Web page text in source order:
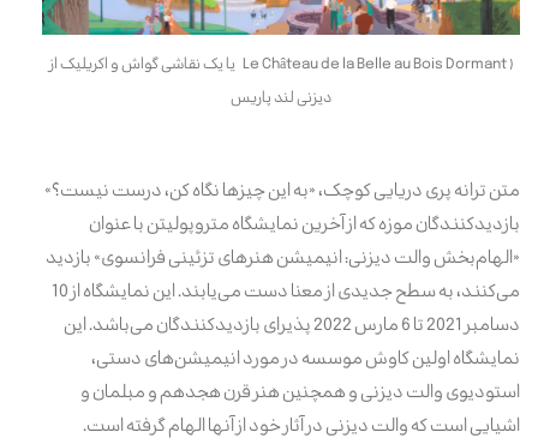
Le Château de la Belle au Bois Dormant ) یا یک نقاشی گواش و اکریلیک از
دیزنی لند پاریس
متن ترانه پری دریایی کوچک، «به این چیزها نگاه کن، درست نیست؟»
بازدیدکنندگان موزه که از آخرین نمایشگاه متروپولیتن با عنوان
«الهام‌بخش والت دیزنی: انیمیشن هنرهای تزئینی فرانسوی» بازدید
می‌کنند، به سطح
جدیدی از معنا دست می‌یابند. این نمایشگاه از 10
دسامبر 2021 تا 6 مارس 2022 پذیرای بازدیدکنندگان می
باشد. این
نمایشگاه اولین کاوش موسسه در مورد انیمیشن‌های دستی،
استودیوی والت دیزنی و همچنین هنر قرن هجدهم و مبلمان و
اشیایی است که والت دیزنی در آثار خود از آنها الهام گرفته است.